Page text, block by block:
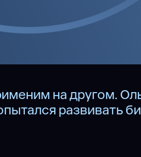
на другом.
развивать